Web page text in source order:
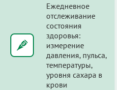
Ежедневное
отслеживание
состояния
здоровья:
измерение
давления, пульса,
температуры,
уровня сахара в
крови